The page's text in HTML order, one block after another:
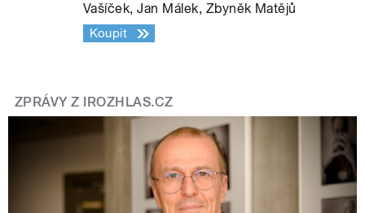
Vašíček, Jan Málek, Zbyněk Matějů
Koupit
ZPRÁVY Z IROZHLAS.CZ